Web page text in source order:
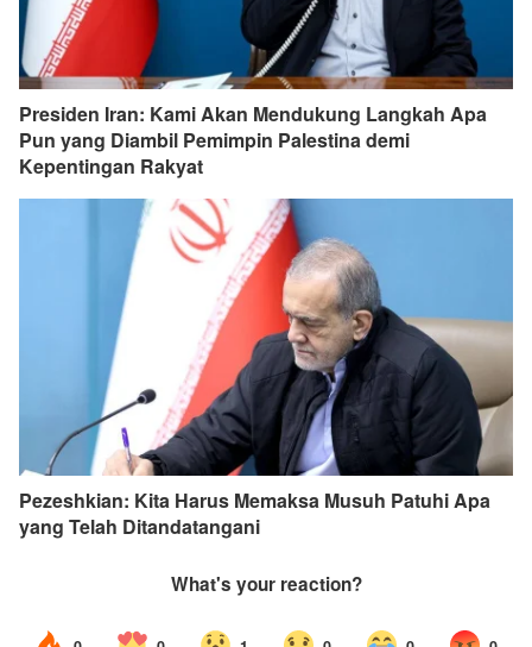
Presiden Iran: Kami Akan Mendukung Langkah Apa
Pun yang Diambil Pemimpin Palestina demi
Kepentingan Rakyat
Pezeshkian: Kita Harus Memaksa Musuh Patuhi Apa
yang Telah Ditandatangani